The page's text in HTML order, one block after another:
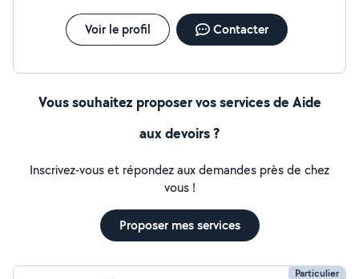
Voir le profil Contacter
Vous souhaitez proposer vos services de Aide
aux devoirs ?
Inscrivez-vous et répondez aux demandes près de chez
vous !
Proposer mes services
Particulier